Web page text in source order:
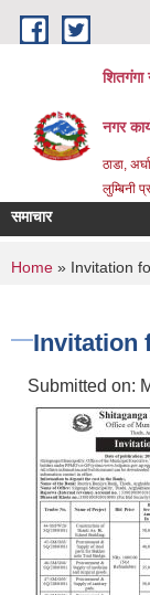
Skip to main content
शितगंगा
नगर
ठाडा,
लुम्बिनी
समाचार
You are
Home » Invitation
Invitation
Submitted on: